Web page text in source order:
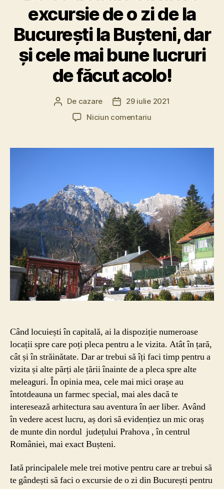
excursie de o zi de la
București la Bușteni, dar
și cele mai bune lucruri
de făcut acolo!
Autor
articol
De cazare
Dată
articol
29 iulie 2021
Niciun comentariula
trebuie
excursie
de
o
zi
de
la
București
la
Bușteni,
dar
și
bune
lucruri
de
făcut
acolo!
Când locuiești în capitală, ai la dispoziție numeroase
locații spre care poți pleca pentru a le vizita. Atât în țară,
cât și în străinătate. Dar ar trebui să îți faci timp pentru a
vizita și alte părți ale țării înainte de a pleca spre alte
meleaguri. În opinia mea, cele mai mici orașe au
întotdeauna un farmec special, mai ales dacă te
interesează arhitectura sau aventura în aer liber. Având
în vedere acest lucru, aș dori să evidențiez un mic oraș
de munte din nordul județului Prahova , în centrul
României, mai exact Bușteni.
Iată principalele mele trei motive pentru care ar trebui să
te gândești să faci o excursie de o zi din București pentru